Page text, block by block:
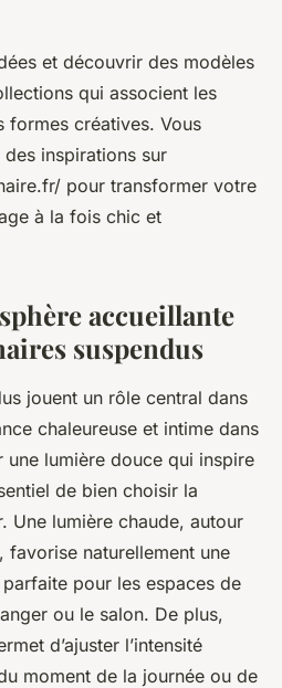
et découvrir des modèles
qui associent les
formes créatives. Vous
inspirations sur
pour transformer votre
à la fois chic et
accueillante
suspendus
jouent un rôle central dans
chaleureuse et intime dans
une lumière douce qui inspire
de bien choisir la
Une lumière chaude, autour
naturellement une
pour les espaces de
ou le salon. De plus,
d’ajuster l’intensité
moment de la journée ou de